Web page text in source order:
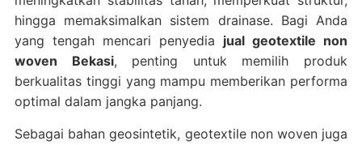
hingga memaksimalkan sistem drainase. Bagi Anda
yang tengah mencari penyedia jual geotextile non
woven Bekasi, penting untuk memilih produk
berkualitas tinggi yang mampu memberikan performa
optimal dalam jangka panjang.
Sebagai bahan geosintetik, geotextile non woven juga